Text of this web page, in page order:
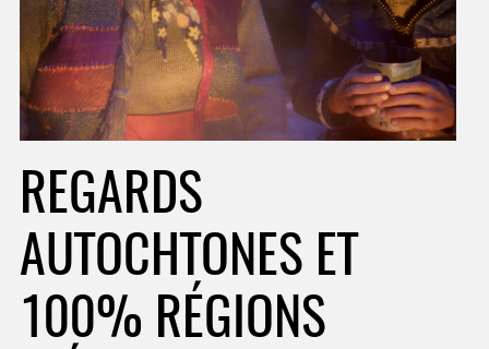
REGARDS
AUTOCHTONES ET
100% RÉGIONS